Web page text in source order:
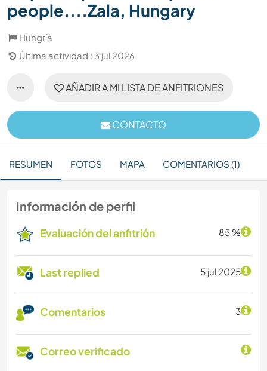
people....Zala, Hungary
Hungría
Última actividad : 3 jul 2026
AÑADIR A MI LISTA DE ANFITRIONES
CONTACTO
RESUMEN FOTOS MAPA COMENTARIOS (1)
Información de perfil
Evaluación del anfitrión 85 %
Last replied 5 jul 2025
Comentarios 3
Correo verificado